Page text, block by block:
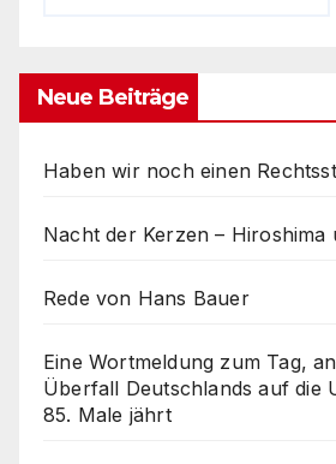
Neue Beiträge
Haben wir noch einen
Nacht der Kerzen – Hiroshima
Rede von Hans Bauer
Eine Wortmeldung zum Tag,
Überfall Deutschlands auf die
85. Male jährt